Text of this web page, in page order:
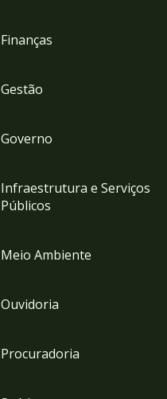
Finanças
Gestão
Governo
Infraestrutura e Serviços
Públicos
Meio Ambiente
Ouvidoria
Procuradoria